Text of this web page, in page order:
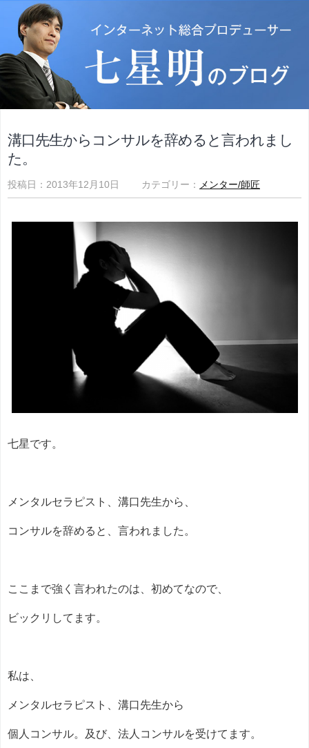
溝口先生からコンサルを辞めると言われまし
た。
投稿日：2013年12月10日 カテゴリー： メンター/師匠
七星です。
メンタルセラピスト、溝口先生から、
コンサルを辞めると、言われました。
ここまで強く言われたのは、初めてなので、
ビックリしてます。
私は、
メンタルセラピスト、溝口先生から
個人コンサル。及び、法人コンサルを受けてます。